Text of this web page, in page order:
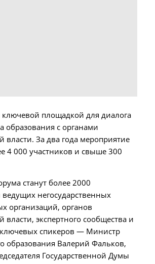
ключевой площадкой для диалога
образования с органами
власти. За два года мероприятие
4 000 участников и свыше 300
станут более 2000
ведущих негосударственных
организаций, органов
власти, экспертного сообщества и
спикеров — Министр
образования Валерий Фальков,
Государственной Думы